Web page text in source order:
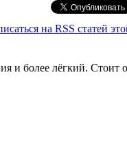
на RSS статей
и более лёгкий. Стоит